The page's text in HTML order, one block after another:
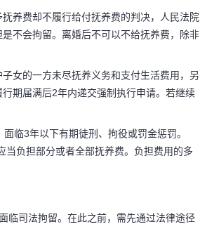
养费却不履行给付抚养费的判决，人民法院
不会拘留。离婚后不可以不给抚养费，除非
女的一方未尽抚养义务和支付生活费用，另
期届满后2年内递交强制执行申请。若继续
临3年以下有期徒刑、拘役或罚金惩罚。
当负担部分或者全部抚养费。负担费用的多
临司法拘留。在此之前，需先通过法律途径
不
而故意
根据
拒不